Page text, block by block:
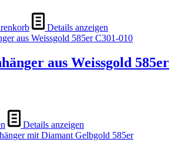
Details anzeigen
aus Weissgold 585er
Details anzeigen